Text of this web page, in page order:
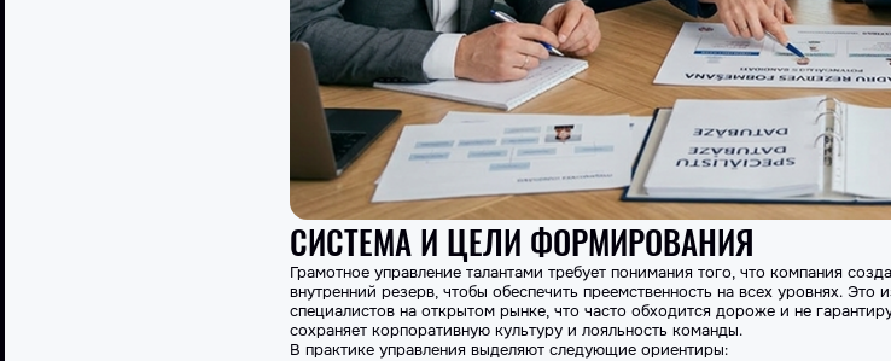
СИСТЕМА И ЦЕЛИ ФОРМИРОВАНИЯ
Грамотное управление талантами требует понимания того, что компания
внутренний резерв, чтобы обеспечить преемственность на всех уровнях. Это
специалистов на открытом рынке, что часто обходится дороже и не
сохраняет корпоративную культуру и лояльность команды.
В практике управления выделяют следующие ориентиры: